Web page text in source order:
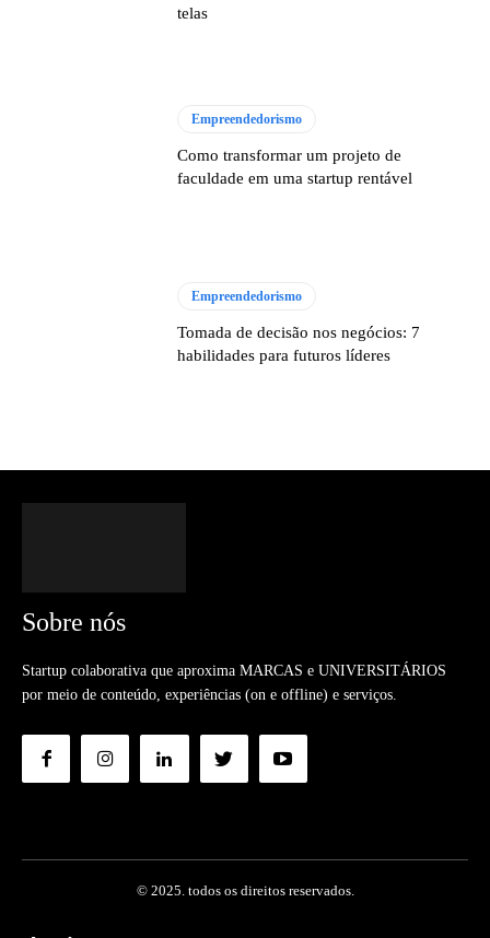
telas
Empreendedorismo
Como transformar um projeto de
faculdade em uma startup rentável
Empreendedorismo
Tomada de decisão nos negócios: 7
habilidades para futuros líderes
Sobre nós
Startup colaborativa que aproxima MARCAS e UNIVERSITÁRIOS
por meio de conteúdo, experiências (on e offline) e serviços.
© 2025. todos os direitos reservados.